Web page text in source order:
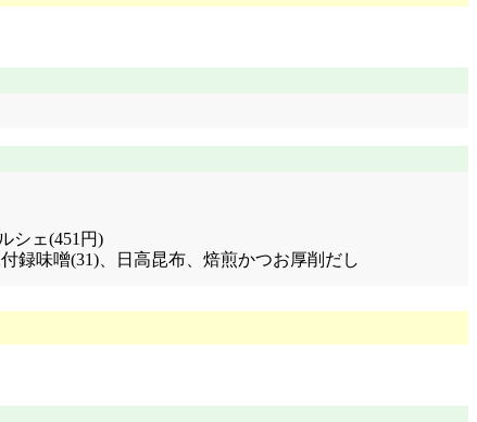
シェ(451円)
録味噌(31)、日高昆布、焙煎かつお厚削だし